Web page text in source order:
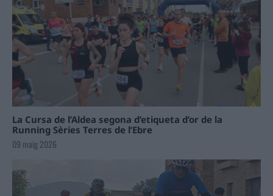
La Cursa de l’Aldea segona d’etiqueta d’or de la
Running Sèries Terres de l’Ebre
09 maig 2026